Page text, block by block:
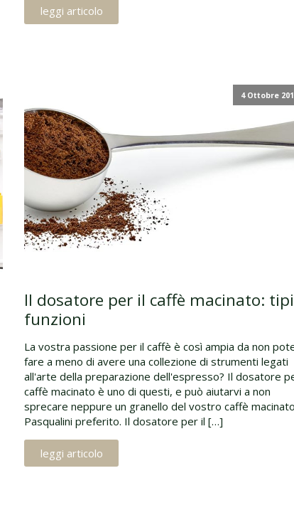
leggi articolo
4 Ottobre
Il dosatore per il caffè macinato:
funzioni
La vostra passione per il caffè è così ampia da non
fare a meno di avere una collezione di strumenti legati
all'arte della preparazione dell'espresso? Il dosatore
caffè macinato è uno di questi, e può aiutarvi a non
sprecare neppure un granello del vostro caffè macinato
Pasqualini preferito. Il dosatore per il […]
leggi articolo